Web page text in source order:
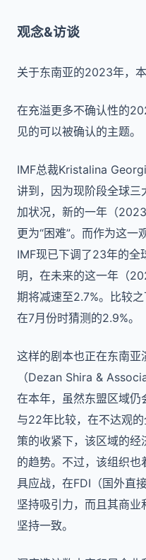
观念&访谈
关于东南亚的2023年，
在充溢更多不确认性的
见的可以被确认的主题。
IMF总裁Kristalina
讲到，因为现阶段全球
加状况，新的一年（
更为“困难”。而作为这一
IMF现已下调了23年的全
明，在未来的这一年（
期将减速至2.7%。比较
在7月份时猜测的2.9%。
这样的剧本也正在东南亚
（Dezan Shira &
在本年，虽然东盟区域仍
与22年比较，在不达观
策的收紧下，该区域的
的趋势。不过，该组织
具应战，在FDI（国外直
坚持吸引力，而且其商
坚持一致。